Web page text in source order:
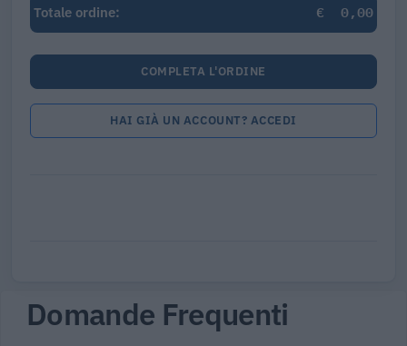
Totale ordine:
€ 0,00
COMPLETA L'ORDINE
HAI GIÀ UN ACCOUNT? ACCEDI
Domande Frequenti